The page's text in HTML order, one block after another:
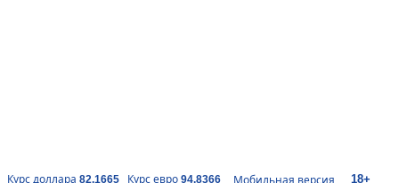
Курс доллара 82.1665 Курс евро 94.8366 Мобильная версия 18+